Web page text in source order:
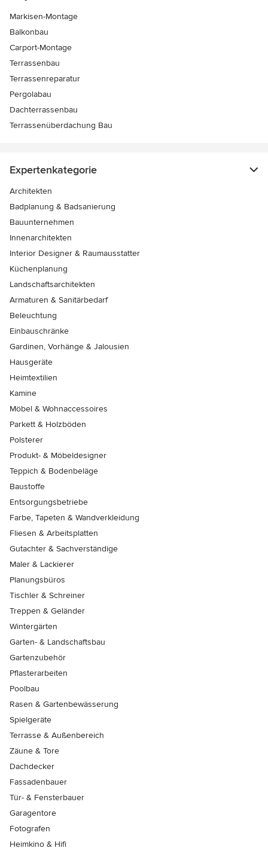
Markisen-Montage
Balkonbau
Carport-Montage
Terrassenbau
Terrassenreparatur
Pergolabau
Dachterrassenbau
Terrassenüberdachung Bau
Expertenkategorie
Architekten
Badplanung & Badsanierung
Bauunternehmen
Innenarchitekten
Interior Designer & Raumausstatter
Küchenplanung
Landschaftsarchitekten
Armaturen & Sanitärbedarf
Beleuchtung
Einbauschränke
Gardinen, Vorhänge & Jalousien
Hausgeräte
Heimtextilien
Kamine
Möbel & Wohnaccessoires
Parkett & Holzböden
Polsterer
Produkt- & Möbeldesigner
Teppich & Bodenbeläge
Baustoffe
Entsorgungsbetriebe
Farbe, Tapeten & Wandverkleidung
Fliesen & Arbeitsplatten
Gutachter & Sachverständige
Maler & Lackierer
Planungsbüros
Tischler & Schreiner
Treppen & Geländer
Wintergärten
Garten- & Landschaftsbau
Gartenzubehör
Pflasterarbeiten
Poolbau
Rasen & Gartenbewässerung
Spielgeräte
Terrasse & Außenbereich
Zäune & Tore
Dachdecker
Fassadenbauer
Tür- & Fensterbauer
Garagentore
Fotografen
Heimkino & Hifi